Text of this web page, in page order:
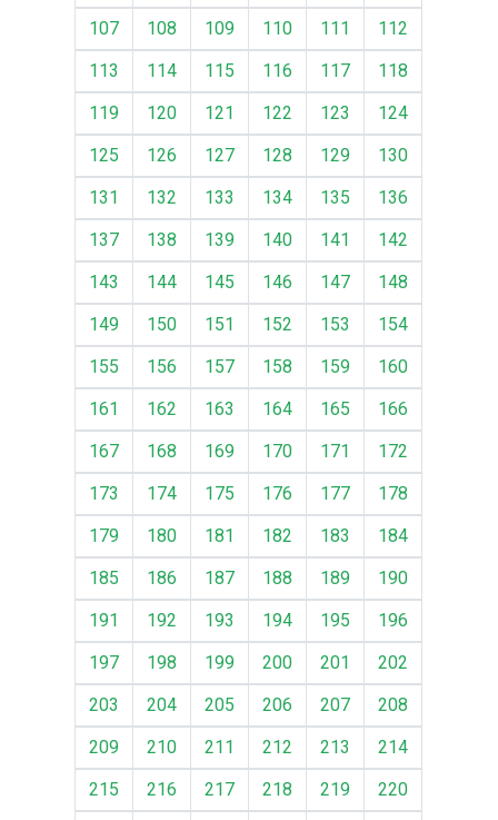
107
108 109 110 111
112
113
114 115 116 117
118
119
120 121 122 123
124
125
126 127 128 129
130
131
132 133 134 135
136
137
138 139 140 141
142
143
144 145 146 147
148
149
150 151 152 153
154
155
156 157 158 159
160
161
162 163 164 165
166
167
168 169 170 171
172
173
174 175 176 177
178
179
180 181 182 183
184
185
186 187 188 189
190
191
192 193 194 195
196
197
198 199 200 201
202
203
204 205 206 207
208
209
210 211 212 213
214
215
216 217 218 219
220